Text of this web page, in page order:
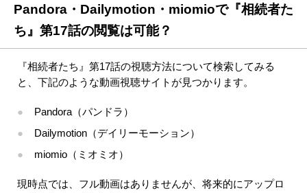
Pandora・Dailymotion・miomioで『相続者た
ち』第17話の閲覧は可能？
『相続者たち』第17話の視聴方法について検索してみる
と、下記のような動画視聴サイトが見つかります。
Pandora（パンドラ）
Dailymotion（デイリーモーション）
miomio（ミオミオ）
現時点では、フル動画はありませんが、将来的にアップロ